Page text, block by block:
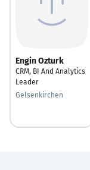
Engin Ozturk
CRM, BI And Analytics
Leader
Gelsenkirchen